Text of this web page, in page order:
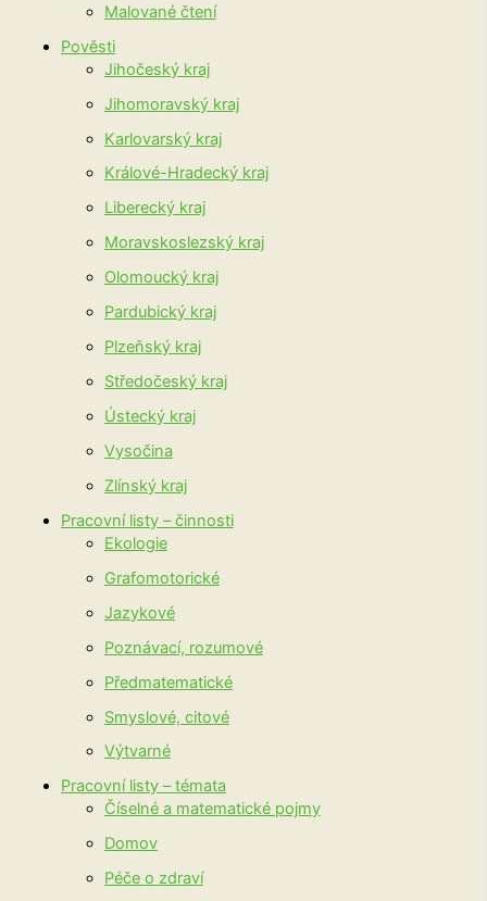
Malované čtení
Pověsti
Jihočeský kraj
Jihomoravský kraj
Karlovarský kraj
Králové-Hradecký kraj
Liberecký kraj
Moravskoslezský kraj
Olomoucký kraj
Pardubický kraj
Plzeňský kraj
Středočeský kraj
Ústecký kraj
Vysočina
Zlínský kraj
Pracovní listy – činnosti
Ekologie
Grafomotorické
Jazykové
Poznávací, rozumové
Předmatematické
Smyslové, citové
Výtvarné
Pracovní listy – témata
Číselné a matematické pojmy
Domov
Péče o zdraví